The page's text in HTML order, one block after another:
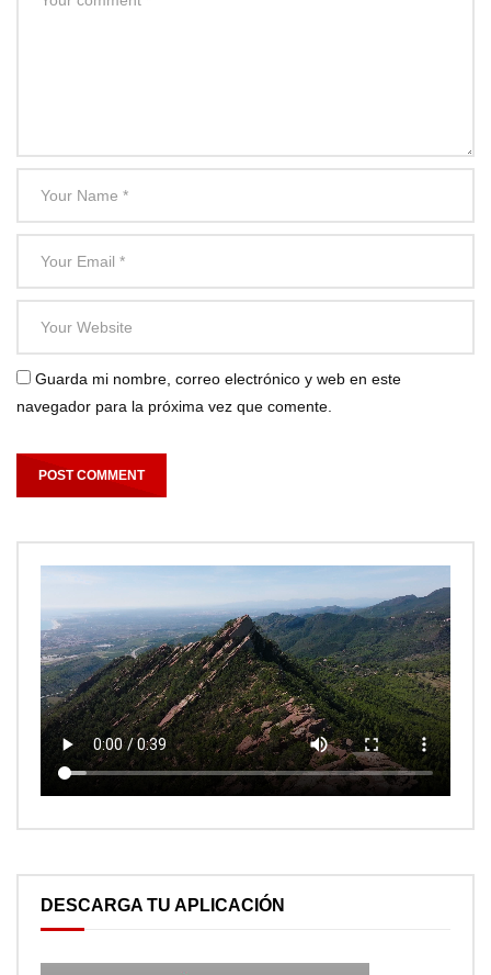
Guarda mi nombre, correo electrónico y web en este
navegador para la próxima vez que comente.
DESCARGA TU APLICACIÓN